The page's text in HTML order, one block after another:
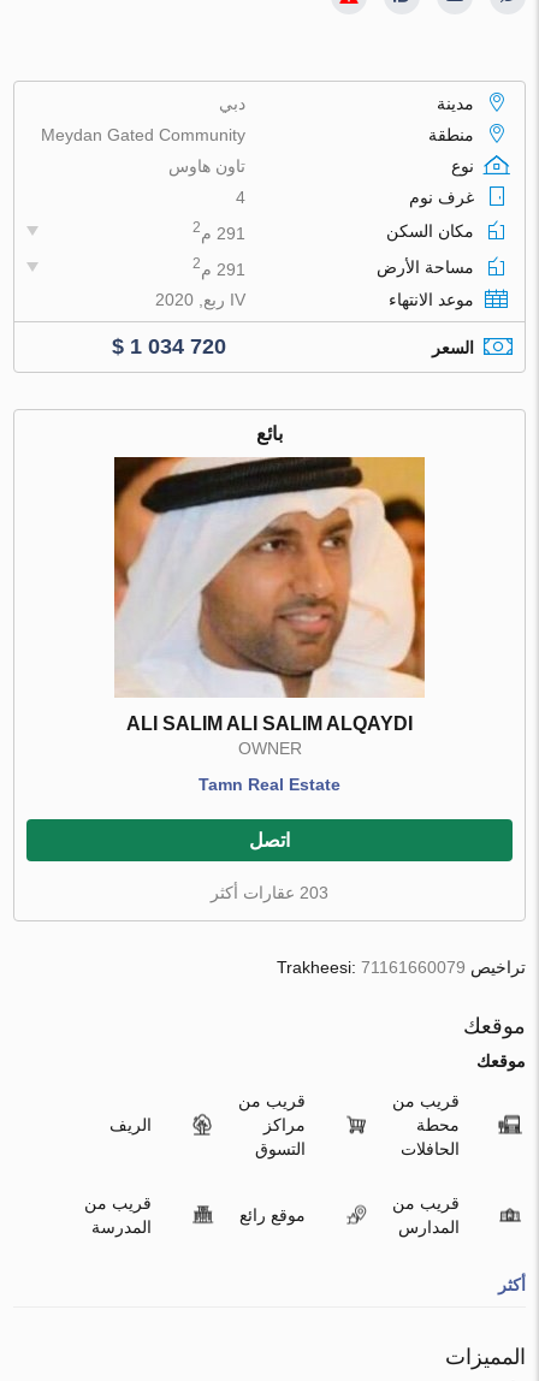
مدينة
دبي
منطقة
Meydan Gated Community
نوع
تاون هاوس
غرف نوم
4
مكان السكن
291 م 2
مساحة الأرض 291 م 2
موعد الانتهاء IV ربع, 2020
السعر $ 1 034 720
بائع
ALI SALIM ALI SALIM ALQAYDI
OWNER
Tamn Real Estate
اتصل
203 عقارات أكثر
تراخيص Trakheesi: 71161660079
موقعك
موقعك
قريب من
محطة
الحافلات
قريب من
مراكز
التسوق
الريف
قريب من
المدارس
موقع رائع
قريب من
المدرسة
أكثر
المميزات